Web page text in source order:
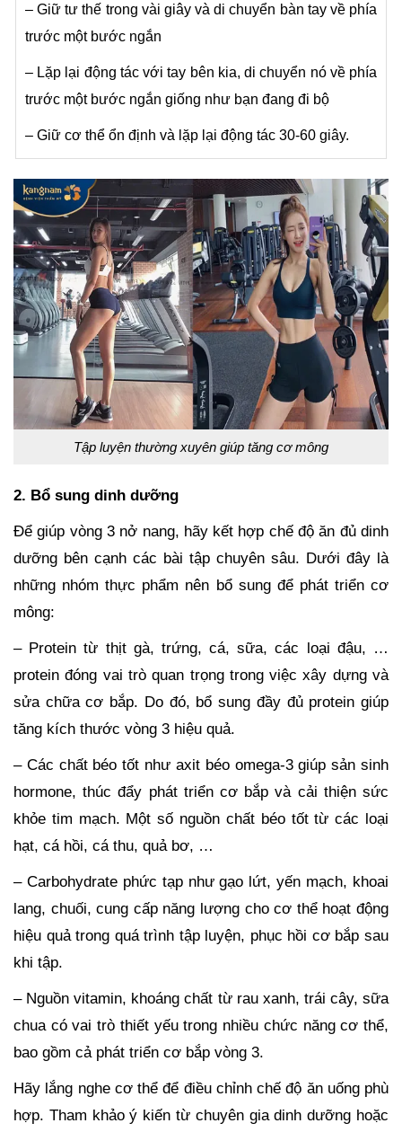
– Giữ tư thế trong vài giây và di chuyển bàn tay về phía
trước một bước ngắn
– Lặp lại động tác với tay bên kia, di chuyển nó về phía
trước một bước ngắn giống như bạn đang đi bộ
– Giữ cơ thể ổn định và lặp lại động tác 30-60 giây.
Tập luyện thường xuyên giúp tăng cơ mông
2. Bổ sung dinh dưỡng
Để giúp vòng 3 nở nang, hãy kết hợp chế độ ăn đủ dinh
dưỡng bên cạnh các bài tập chuyên sâu. Dưới đây là
những nhóm thực phẩm nên bổ sung để phát triển cơ
mông:
– Protein từ thịt gà, trứng, cá, sữa, các loại đậu, …
protein đóng vai trò quan trọng trong việc xây dựng và
sửa chữa cơ bắp. Do đó, bổ sung đầy đủ protein giúp
tăng kích thước vòng 3 hiệu quả.
– Các chất béo tốt như axit béo omega-3 giúp sản sinh
hormone, thúc đẩy phát triển cơ bắp và cải thiện sức
khỏe tim mạch. Một số nguồn chất béo tốt từ các loại
hạt, cá hồi, cá thu, quả bơ, …
– Carbohydrate phức tạp như gạo lứt, yến mạch, khoai
lang, chuối, cung cấp năng lượng cho cơ thể hoạt động
hiệu quả trong quá trình tập luyện, phục hồi cơ bắp sau
khi tập.
– Nguồn vitamin, khoáng chất từ rau xanh, trái cây, sữa
chua có vai trò thiết yếu trong nhiều chức năng cơ thể,
bao gồm cả phát triển cơ bắp vòng 3.
Hãy lắng nghe cơ thể để điều chỉnh chế độ ăn uống phù
hợp. Tham khảo ý kiến từ chuyên gia dinh dưỡng hoặc